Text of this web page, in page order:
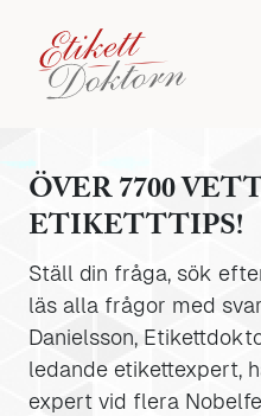
ÖVER 7700
ETIKETTTIPS!
Ställ din fråga, sök
läs alla frågor med
Danielsson,
ledande etikettexpert,
expert vid flera